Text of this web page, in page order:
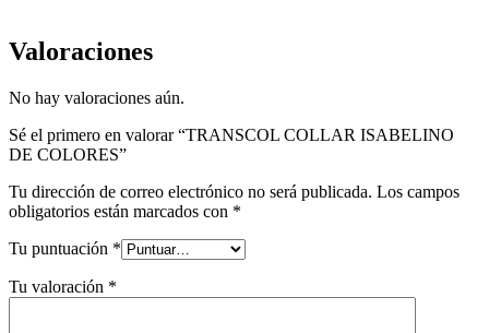
Valoraciones
No hay valoraciones aún.
Sé el primero en valorar “TRANSCOL COLLAR ISABELINO
DE COLORES”
Tu dirección de correo electrónico no será publicada. Los campos
obligatorios están marcados con *
Tu puntuación *
Tu valoración *